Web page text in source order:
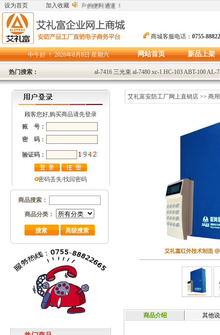
设为首页 加入收藏
间生产，直接从工厂到用户的便利通道！
商城客服电话： 0755-
中午好 ！2026年8月8日 星期六 网站首页 新品上架
热门搜索： al-7416 三光束 al-7480 xc-1 HC-103ABT-100AL-
顾客您好,购买商品请先登录
账 号：
密 码：
验证码：
密码丢失/找回密码
商品搜索：
商品分类：
艾礼富安防工厂网上直销店 >>商
商品介绍 其他